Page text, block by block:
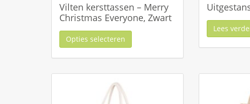
Vilten kersttassen – Merry
Christmas Everyone, Zwart
Opties selecteren
Lees